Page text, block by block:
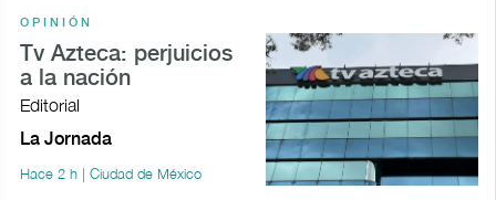
OPINIÓN
Tv Azteca: perjuicios
a la nación
Editorial
La Jornada
Hace 2 h | Ciudad de México